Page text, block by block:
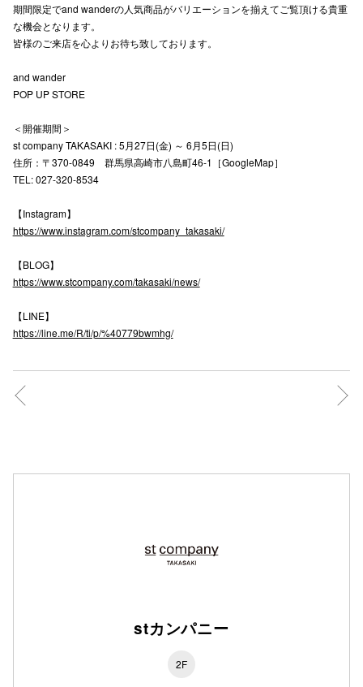
期間限定でand wanderの人気商品がバリエーションを揃えてご覧頂ける貴重
な機会となります。
皆様のご来店を心よりお待ち致しております。
and wander
POP UP STORE
＜開催期間＞
st company TAKASAKI : 5月27日(金) ～ 6月5日(日)
住所：〒370-0849 群馬県高崎市八島町46-1［GoogleMap］
TEL: 027-320-8534
【Instagram】
https://www.instagram.com/stcompany_takasaki/
【BLOG】
https://www.stcompany.com/takasaki/news/
【LINE】
https://line.me/R/ti/p/%40779bwmhg/
stカンパニー
2F
キャナルシ